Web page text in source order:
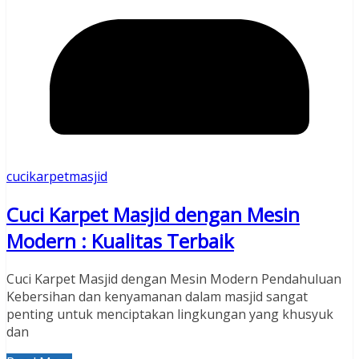
cucikarpetmasjid
Cuci Karpet Masjid dengan Mesin
Modern : Kualitas Terbaik
Cuci Karpet Masjid dengan Mesin Modern Pendahuluan
Kebersihan dan kenyamanan dalam masjid sangat
penting untuk menciptakan lingkungan yang khusyuk
dan